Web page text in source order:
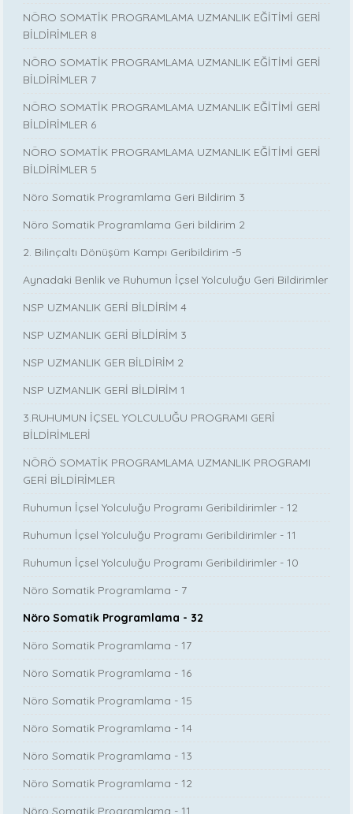
NÖRO SOMATİK PROGRAMLAMA UZMANLIK EĞİTİMİ GERİ
BİLDİRİMLER 8
NÖRO SOMATİK PROGRAMLAMA UZMANLIK EĞİTİMİ GERİ
BİLDİRİMLER 7
NÖRO SOMATİK PROGRAMLAMA UZMANLIK EĞİTİMİ GERİ
BİLDİRİMLER 6
NÖRO SOMATİK PROGRAMLAMA UZMANLIK EĞİTİMİ GERİ
BİLDİRİMLER 5
Nöro Somatik Programlama Geri Bildirim 3
Nöro Somatik Programlama Geri bildirim 2
2. Bilinçaltı Dönüşüm Kampı Geribildirim -5
Aynadaki Benlik ve Ruhumun İçsel Yolculuğu Geri Bildirimler
NSP UZMANLIK GERİ BİLDİRİM 4
NSP UZMANLIK GERİ BİLDİRİM 3
NSP UZMANLIK GER BİLDİRİM 2
NSP UZMANLIK GERİ BİLDİRİM 1
3.RUHUMUN İÇSEL YOLCULUĞU PROGRAMI GERİ
BİLDİRİMLERİ
NÖRÖ SOMATİK PROGRAMLAMA UZMANLIK PROGRAMI
GERİ BİLDİRİMLER
Ruhumun İçsel Yolculuğu Programı Geribildirimler - 12
Ruhumun İçsel Yolculuğu Programı Geribildirimler - 11
Ruhumun İçsel Yolculuğu Programı Geribildirimler - 10
Nöro Somatik Programlama - 7
Nöro Somatik Programlama - 32
Nöro Somatik Programlama - 17
Nöro Somatik Programlama - 16
Nöro Somatik Programlama - 15
Nöro Somatik Programlama - 14
Nöro Somatik Programlama - 13
Nöro Somatik Programlama - 12
Nöro Somatik Programlama - 11